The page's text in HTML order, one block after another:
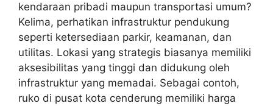
kendaraan pribadi maupun transportasi umum?
Kelima, perhatikan infrastruktur pendukung
seperti ketersediaan parkir, keamanan, dan
utilitas. Lokasi yang strategis biasanya memiliki
aksesibilitas yang tinggi dan didukung oleh
infrastruktur yang memadai. Sebagai contoh,
ruko di pusat kota cenderung memiliki harga